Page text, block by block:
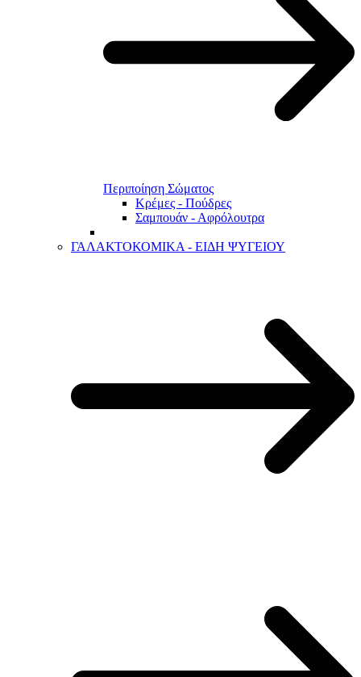
Περιποίηση Σώματος
Κρέμες - Πούδρες
Σαμπουάν - Αφρόλουτρα
ΓΑΛΑΚΤΟΚΟΜΙΚΑ - ΕΙΔΗ ΨΥΓΕΙΟΥ